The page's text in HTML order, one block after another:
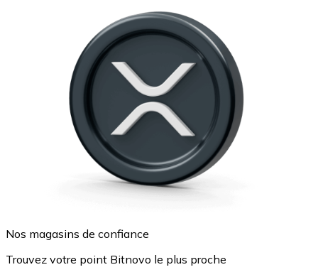
Nos magasins de confiance
Trouvez votre point Bitnovo le plus proche